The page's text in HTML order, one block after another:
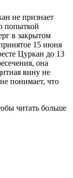
не признает
попыткой
в закрытом
15 июня
Цуркан до 13
она
вину не
понимает, что
читать больше